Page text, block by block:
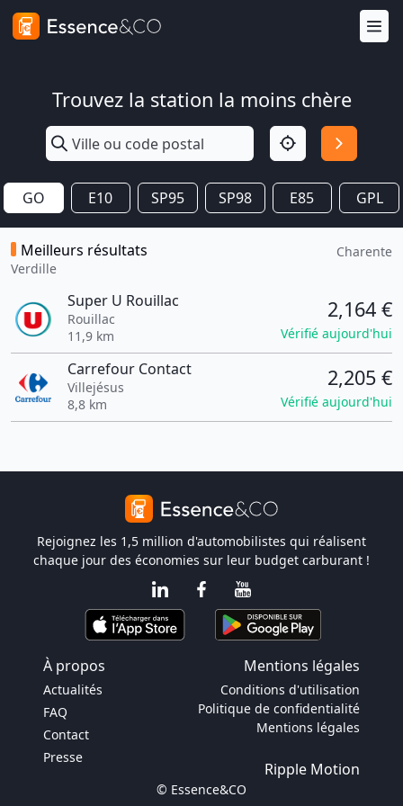
Trouvez la station la moins chère
GO E10 SP95 SP98 E85 GPL
Meilleurs résultats
Verdille
Charente
Super U Rouillac
Rouillac
11,9 km
2,164 €
Vérifié aujourd'hui
Carrefour Contact
Villejésus
8,8 km
2,205 €
Vérifié aujourd'hui
Rejoignez les 1,5 million d'automobilistes qui réalisent
chaque jour des économies sur leur budget carburant !
À propos Mentions légales
Actualités
FAQ
Contact
Presse
Conditions d'utilisation
Politique de confidentialité
Mentions légales
Ripple Motion
© Essence&CO